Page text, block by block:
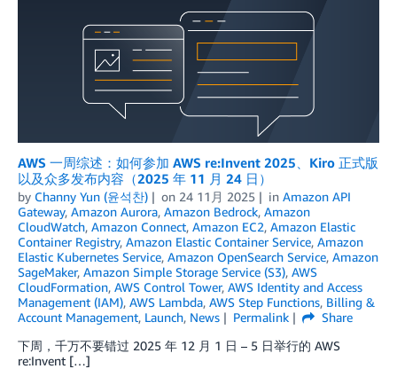
AWS 一周综述：如何参加 AWS re:Invent 2025、Kiro 正式版
以及众多发布内容（2025 年 11 月 24 日）
by Channy Yun (윤석찬) on 24 11月 2025 in Amazon API
Gateway, Amazon Aurora, Amazon Bedrock, Amazon
CloudWatch, Amazon Connect, Amazon EC2, Amazon Elastic
Container Registry, Amazon Elastic Container Service, Amazon
Elastic Kubernetes Service, Amazon OpenSearch Service, Amazon
SageMaker, Amazon Simple Storage Service (S3), AWS
CloudFormation, AWS Control Tower, AWS Identity and Access
Management (IAM), AWS Lambda, AWS Step Functions, Billing &
Account Management, Launch, News Permalink
Share
下周，千万不要错过 2025 年 12 月 1 日 – 5 日举行的 AWS
re:Invent […]